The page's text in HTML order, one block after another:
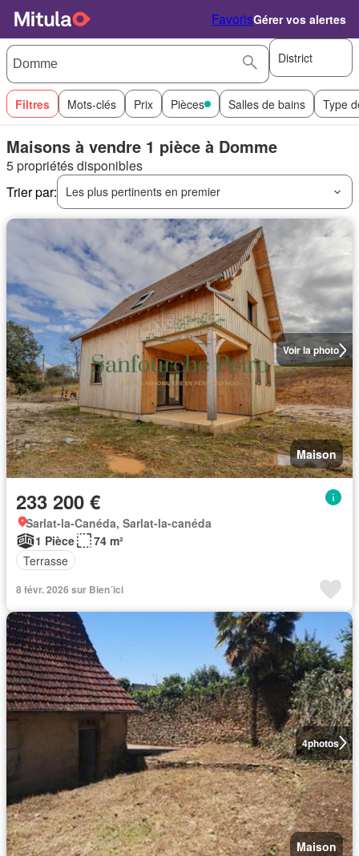
FavorisGérer vos alertes
District
Filtres Mots-clés Prix Pièces Salles de bains Type
Maisons à vendre 1 pièce à Domme
5 propriétés disponibles
Trier par:
Les plus pertinents en premier
Voir la photo
Maison
233 200 €
Sarlat-la-Canéda, Sarlat-la-canéda
1 Pièce
74 m²
Terrasse
8 févr. 2026 sur Bien´ici
4photos
Maison